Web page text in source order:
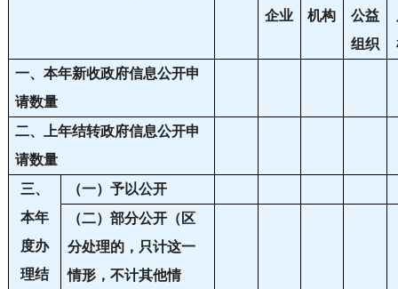
企业
机构
公益
组织
一、本年新收政府信息公开申
请数量
二、上年结转政府信息公开申
请数量
三、
本年
度办
理结
（一）予以公开
（二）部分公开（区
分处理的，只计这一
情形，不计其他情